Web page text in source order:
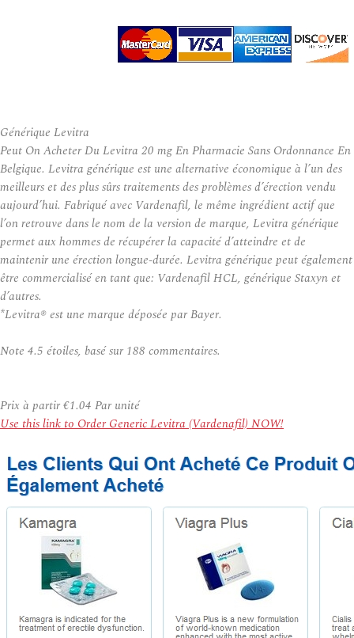
Générique Levitra
Peut On Acheter Du Levitra 20 mg En Pharmacie Sans Ordonnance En
Belgique. Levitra générique est une alternative économique à l’un des
meilleurs et des plus sûrs traitements des problèmes d’érection vendu
aujourd’hui. Fabriqué avec Vardenafil, le même ingrédient actif que
l’on retrouve dans le nom de la version de marque, Levitra générique
permet aux hommes de récupérer la capacité d’atteindre et de
maintenir une érection longue-durée. Levitra générique peut également
être commercialisé en tant que: Vardenafil HCL, générique Staxyn et
d’autres.
*Levitra® est une marque déposée par Bayer.
Note 4.5 étoiles, basé sur 188 commentaires.
Prix à partir€1.04 Par unité
Use this link to Order Generic Levitra (Vardenafil) NOW!